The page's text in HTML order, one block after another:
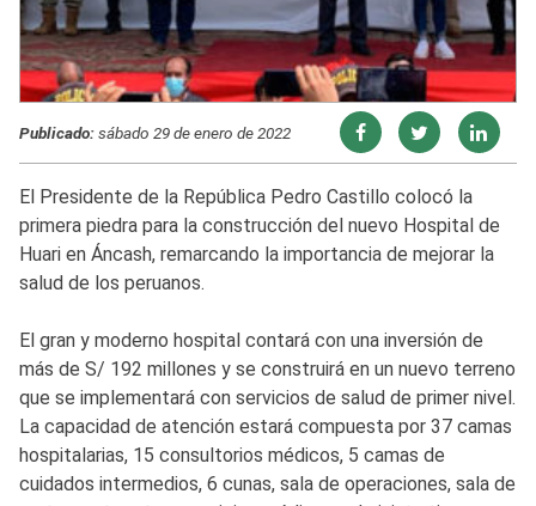
Publicado:sábado 29 de enero de 2022
El Presidente de la República Pedro Castillo colocó la
primera piedra para la construcción del nuevo Hospital de
Huari en Áncash, remarcando la importancia de mejorar la
salud de los peruanos.
El gran y moderno hospital contará con una inversión de
más de S/ 192 millones y se construirá en un nuevo terreno
que se implementará con servicios de salud de primer nivel.
La capacidad de atención estará compuesta por 37 camas
hospitalarias, 15 consultorios médicos, 5 camas de
cuidados intermedios, 6 cunas, sala de operaciones, sala de